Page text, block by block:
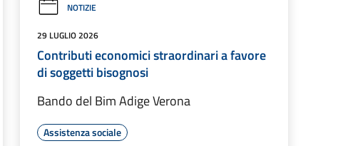
NOTIZIE
29 LUGLIO 2026
Contributi economici straordinari a favore
di soggetti bisognosi
Bando del Bim Adige Verona
Assistenza sociale